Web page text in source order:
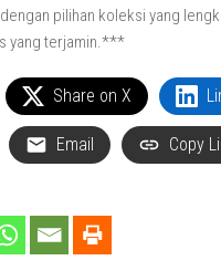
pilihan koleksi yang
yang terjamin.***
Share on X
Email Copy